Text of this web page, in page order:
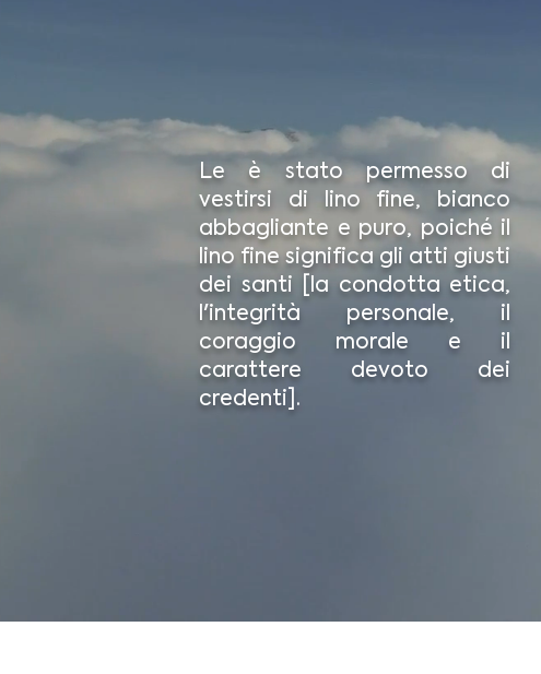
Le è stato permesso di
vestirsi di lino fine, bianco
abbagliante e puro, poiché il
lino fine significa gli atti giusti
dei santi [la condotta etica,
l'integrità personale, il
coraggio morale e il
carattere devoto dei
credenti].